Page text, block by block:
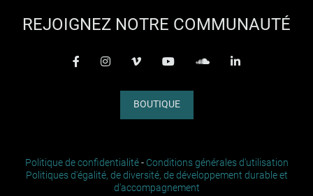
REJOIGNEZ NOTRE COMMUNAUTÉ
facebook-finstagramvimeo youtubesoundcloudlinkedin
BOUTIQUE
Politique de confidentialité- Conditions générales d'utilisation
Politiques d'égalité, de diversité, de développement durable et
d'accompagnement